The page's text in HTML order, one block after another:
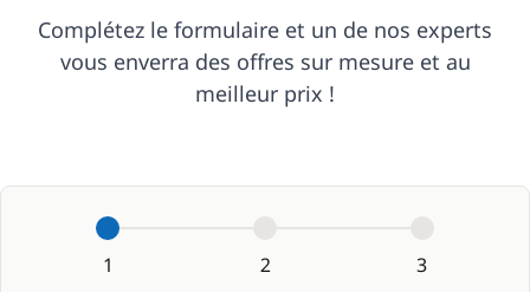
Complétez le formulaire et un de nos experts
vous enverra des offres sur mesure et au
meilleur prix !
1 2 3